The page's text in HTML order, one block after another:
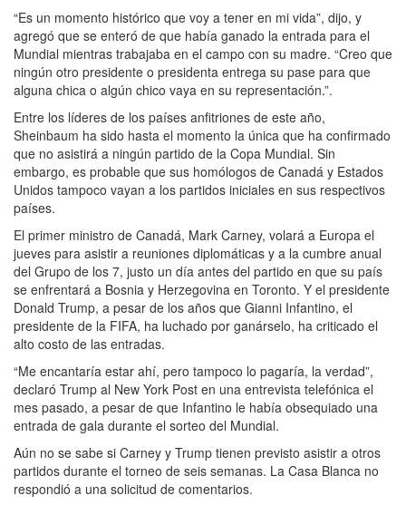
“Es un momento histórico que voy a tener en mi vida”, dijo, y
agregó que se enteró de que había ganado la entrada para el
Mundial mientras trabajaba en el campo con su madre. “Creo que
ningún otro presidente o presidenta entrega su pase para que
alguna chica o algún chico vaya en su representación.”.
Entre los líderes de los países anfitriones de este año,
Sheinbaum ha sido hasta el momento la única que ha confirmado
que no asistirá a ningún partido de la Copa Mundial. Sin
embargo, es probable que sus homólogos de Canadá y Estados
Unidos tampoco vayan a los partidos iniciales en sus respectivos
países.
El primer ministro de Canadá, Mark Carney, volará a Europa el
jueves para asistir a reuniones diplomáticas y a la cumbre anual
del Grupo de los 7, justo un día antes del partido en que su país
se enfrentará a Bosnia y Herzegovina en Toronto. Y el presidente
Donald Trump, a pesar de los años que Gianni Infantino, el
presidente de la FIFA, ha luchado por ganárselo, ha criticado el
alto costo de las entradas.
“Me encantaría estar ahí, pero tampoco lo pagaría, la verdad”,
declaró Trump al New York Post en una entrevista telefónica el
mes pasado, a pesar de que Infantino le había obsequiado una
entrada de gala durante el sorteo del Mundial.
Aún no se sabe si Carney y Trump tienen previsto asistir a otros
partidos durante el torneo de seis semanas. La Casa Blanca no
respondió a una solicitud de comentarios.